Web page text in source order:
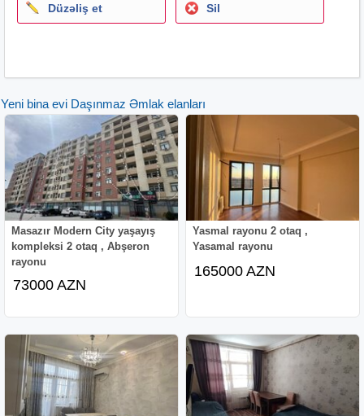
Düzəliş et Sil
Yeni bina evi Daşınmaz Əmlak elanları
Masazır Modern City yaşayış
kompleksi 2 otaq , Abşeron
rayonu
73000 AZN
Yasmal rayonu 2 otaq ,
Yasamal rayonu
165000 AZN